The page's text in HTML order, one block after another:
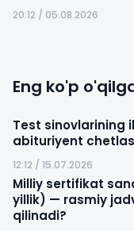
20:12 / 05.08.2026
Eng ko'p
Test sinovlarining
abituriyent
12:12 / 15.07.2026
Milliy sertifikat
yillik) — rasmiy
qilinadi?